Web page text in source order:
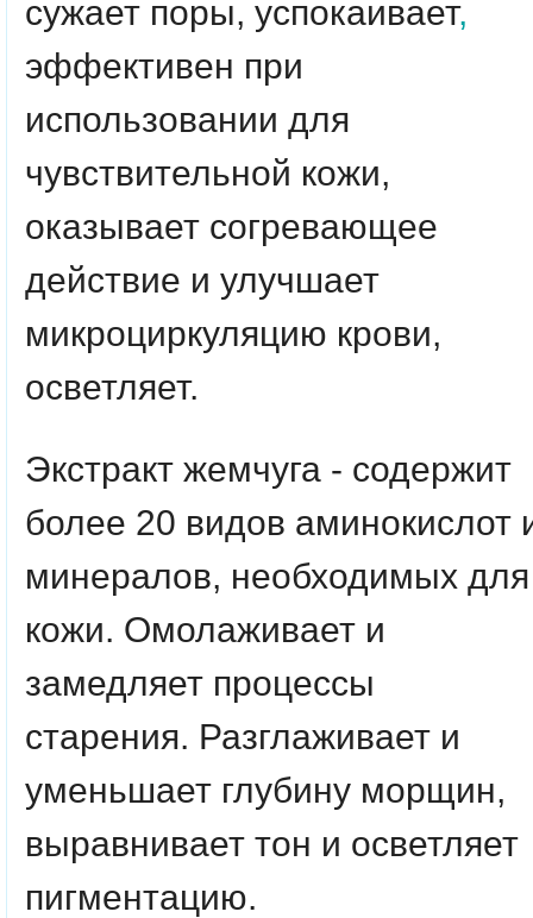
сужает поры, успокаивает,
эффективен при
использовании для
чувствительной кожи,
оказывает согревающее
действие и улучшает
микроциркуляцию крови,
осветляет.
Экстракт жемчуга - содержит
более 20 видов аминокислот
минералов, необходимых для
кожи. Омолаживает и
замедляет процессы
старения. Разглаживает и
уменьшает глубину морщин,
выравнивает тон и осветляет
пигментацию.